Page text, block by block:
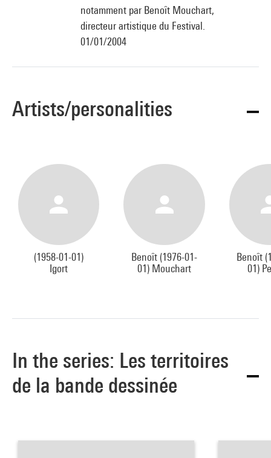
notamment par Benoît Mouchart,
directeur artistique du Festival.
01/01/2004
Artists/personalities
(1958-01-01)
Igort
Benoît (1976-01-
01) Mouchart
Benoît
01)
In the series: Les territoires
de la bande dessinée